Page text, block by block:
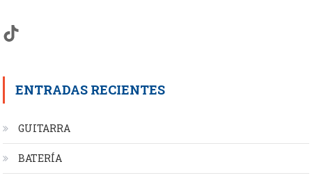
TikTok
ENTRADAS RECIENTES
GUITARRA
BATERÍA